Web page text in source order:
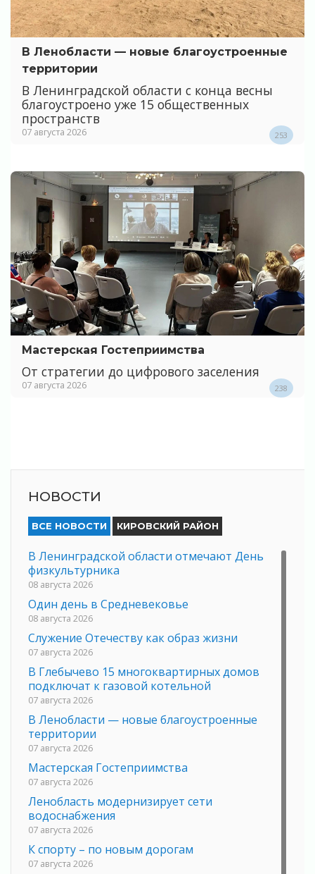
В Ленобласти — новые благоустроенные
территории
В Ленинградской области с конца весны
благоустроено уже 15 общественных
пространств
07 августа 2026 253
Мастерская Гостеприимства
От стратегии до цифрового заселения
07 августа 2026 238
НОВОСТИ
ВСЕ НОВОСТИ КИРОВСКИЙ РАЙОН
В Ленинградской области отмечают День
физкультурника
08 августа 2026
Один день в Средневековье
08 августа 2026
Служение Отечеству как образ жизни
07 августа 2026
В Глебычево 15 многоквартирных домов
подключат к газовой котельной
07 августа 2026
В Ленобласти — новые благоустроенные
территории
07 августа 2026
Мастерская Гостеприимства
07 августа 2026
Ленобласть модернизирует сети
водоснабжения
07 августа 2026
К спорту – по новым дорогам
07 августа 2026